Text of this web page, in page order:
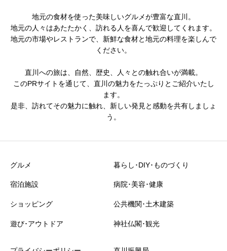
地元の食材を使った美味しいグルメが豊富な直川。
地元の人々はあたたかく、訪れる人を喜んで歓迎してくれます。
地元の市場やレストランで、新鮮な食材と地元の料理を楽しんで
ください。
直川への旅は、自然、歴史、人々との触れ合いが満載。
このPRサイトを通じて、直川の魅力をたっぷりとご紹介いたし
ます。
是非、訪れてその魅力に触れ、新しい発見と感動を共有しましょ
う。
グルメ
宿泊施設
ショッピング
遊び･アウトドア
暮らし･DIY･ものづくり
病院･美容･健康
公共機関･土木建築
神社仏閣･観光